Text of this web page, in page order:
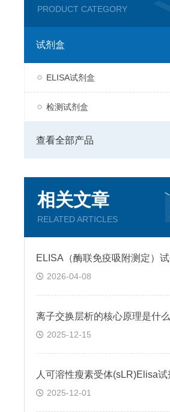
PRODUCT CATEGORY
试剂盒
ELISA试剂盒
检测试剂盒
查看全部产品
相关文章
RELATED ARTICLES
2026-04-08
离子交换层析的核心原理是什么
2025-12-15
2025-12-01